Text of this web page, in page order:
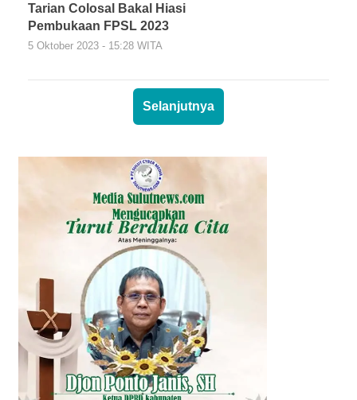
Tarian Colosal Bakal Hiasi
Pembukaan FPSL 2023
5 Oktober 2023 - 15:28 WITA
Selanjutnya